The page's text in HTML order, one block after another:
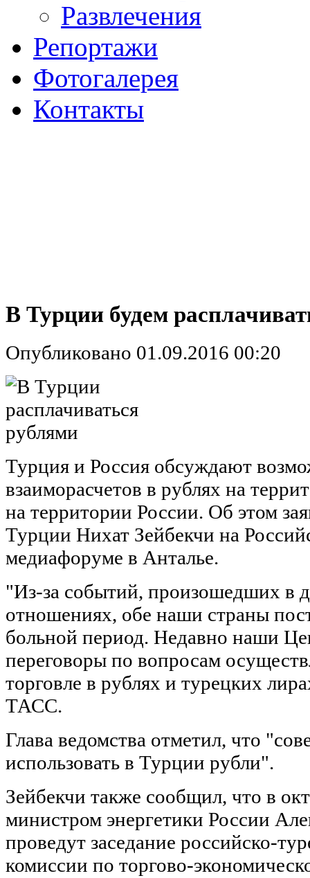
Развлечения
Репортажи
Фотогалерея
Контакты
В Турции будем
Опубликовано 01.09.2016 00:20
Турция и Россия обсуждают
взаиморасчетов в рублях на
на территории России. Об этом
Турции Нихат Зейбекчи на
медиафоруме в Анталье.
"Из-за событий, произошедших в
отношениях, обе наши страны
больной период. Недавно наши
переговоры по вопросам
торговле в рублях и турецких
ТАСС.
Глава ведомства отметил, что
использовать в Турции рубли".
Зейбекчи также сообщил, что в
министром энергетики России
проведут заседание российско-
комиссии по торгово-